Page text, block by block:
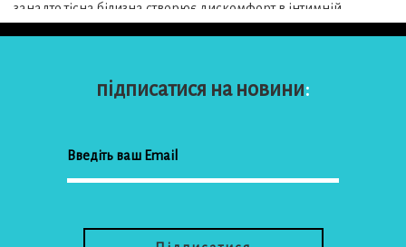
занадто тісна білизна створює дискомфорт в інтимній
області й може послужити погану службу. Навіть
білизна примірці не підлягає, тому необхідно
приділити достатню увагу вимірам по стегнах та талії,
продукції якого влаштовує за всіма параметрами, то
матеріали, з яких виготовлені труси. Здебільшого це
натуральна бавовна хорошої якості, які приємні тілу та
підписатися на новини: